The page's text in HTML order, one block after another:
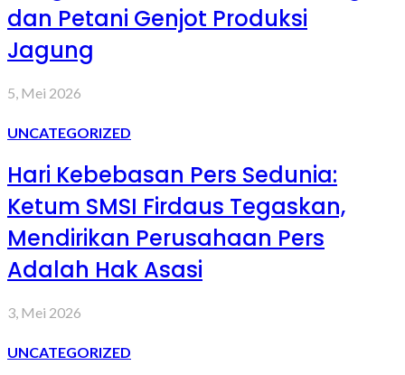
dan Petani Genjot Produksi
Jagung
5, Mei 2026
UNCATEGORIZED
Hari Kebebasan Pers Sedunia:
Ketum SMSI Firdaus Tegaskan,
Mendirikan Perusahaan Pers
Adalah Hak Asasi
3, Mei 2026
UNCATEGORIZED